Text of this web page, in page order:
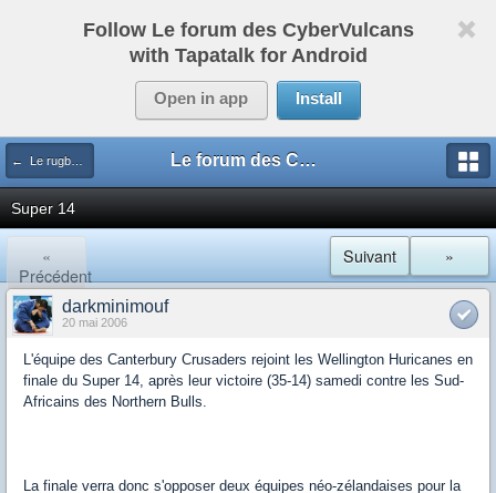
Follow Le forum des CyberVulcans
with Tapatalk for Android
Open in app Install
← Le rugby international Le forum des CyberVulcans
Super 14
«
Précédent
»
Suivant
darkminimouf
20 mai 2006
L'équipe des Canterbury Crusaders rejoint les Wellington Huricanes en
finale du Super 14, après leur victoire (35-14) samedi contre les Sud-
Africains des Northern Bulls.
La finale verra donc s'opposer deux équipes néo-zélandaises pour la